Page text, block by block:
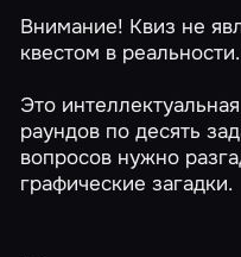
Внимание! Квиз не
квестом в
Это
раундов по десять
вопросов нужно
графические загадки.